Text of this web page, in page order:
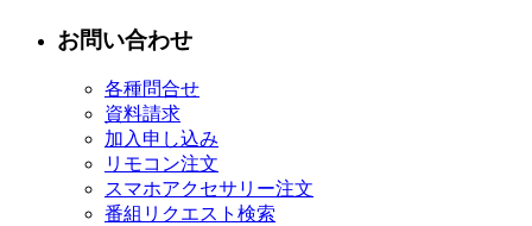
お問い合わせ
各種問合せ
資料請求
加入申し込み
リモコン注文
スマホアクセサリー注文
番組リクエスト検索